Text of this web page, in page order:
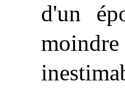
d'un